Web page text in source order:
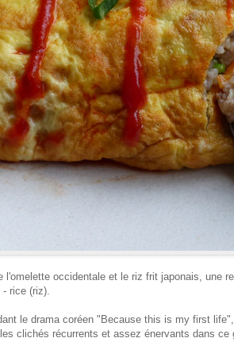
l'omelette occidentale et le riz frit japonais, une
- rice (riz).
le drama coréen "Because this is my first
clichés récurrents et assez énervants dans ce